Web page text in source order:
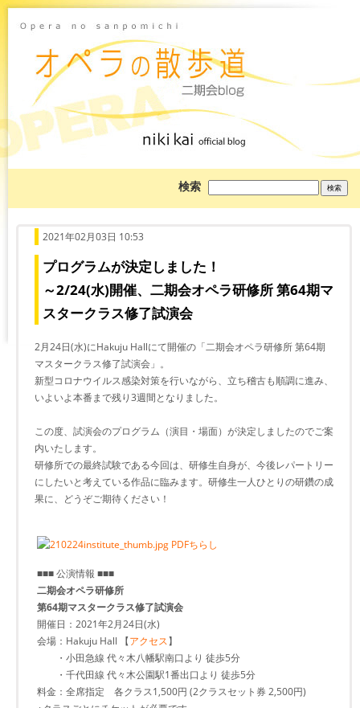
検索
を
2021年02月03日 10:53
プログラムが決定しました！
～2/24(水)開催、二期会オペラ研修所 第64期マ
スタークラス修了試演会
2月24日(水)にHakuju Hallにて開催の「二期会オペラ研修所 第64期
マスタークラス修了試演会」。
新型コロナウイルス感染対策を行いながら、立ち稽古も順調に進み、
いよいよ本番まで残り3週間となりました。
この度、試演会のプログラム（演目・場面）が決定しましたのでご案
内いたします。
研修所での最終試験である今回は、研修生自身が、今後レパートリー
にしたいと考えている作品に臨みます。研修生一人ひとりの研鑽の成
果に、どうぞご期待ください！
PDFちらし
■■■ 公演情報 ■■■
二期会オペラ研修所
第64期マスタークラス修了試演会
開催日：2021年2月24日(水)
会場：Hakuju Hall 【アクセス】
・小田急線 代々木八幡駅南口より 徒歩5分
・千代田線 代々木公園駅1番出口より 徒歩5分
料金：全席指定 各クラス1,500円 (2クラスセット券 2,500円)